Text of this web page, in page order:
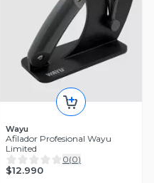
Wayu
Afilador Profesional Wayu
Limited
0(0)
$12.990